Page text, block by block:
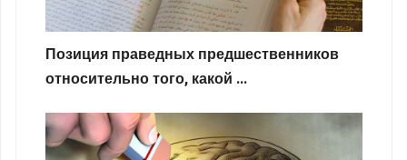
Позиция праведных предшественников
относительно того, какой ...